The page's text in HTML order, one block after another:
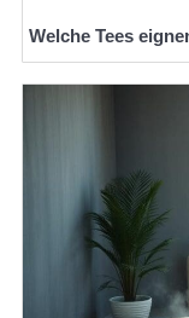
Welche Tees